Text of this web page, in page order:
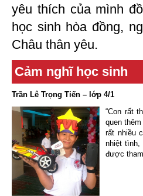
yêu thích của mình
học sinh hòa đồng,
Châu thân yêu.
Cảm nghĩ học sinh
Trần Lê Trọng Tiến – lớp 4/1
“Con rất
quen
rất nhiều
nhiệt tình,
được